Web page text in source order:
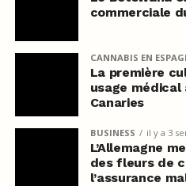
commerciale
CANNABIS EN
La première
usage
Canaries
BUSINESS il y a 3
L’Allemagne
des fleurs de
l’assurance